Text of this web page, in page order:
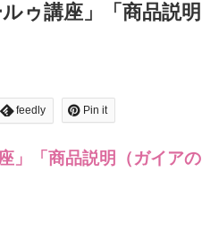
ゥ講座」「商品説明
feedly Pin it
」「商品説明（ガイアの